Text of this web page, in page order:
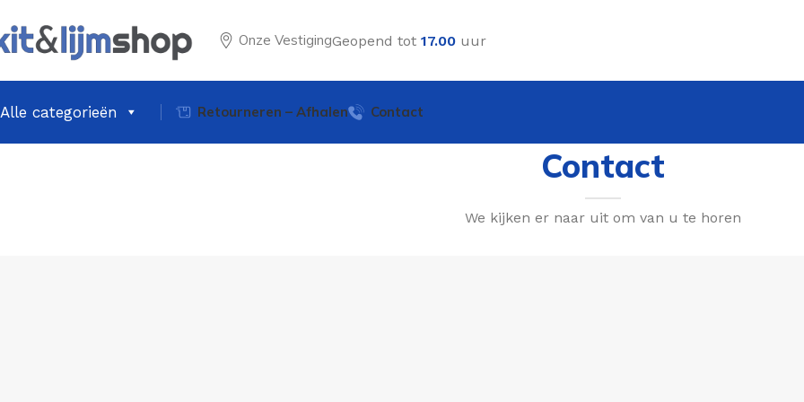
Onze VestigingGeopend tot 17.00 uur
Alle categorieën Retourneren – Afhalen Contact
Contact
We kijken er naar uit om van u te horen